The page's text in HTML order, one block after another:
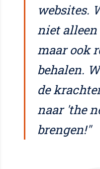
websites.
niet
maar ook
behalen.
de
naar 'the
brengen!"